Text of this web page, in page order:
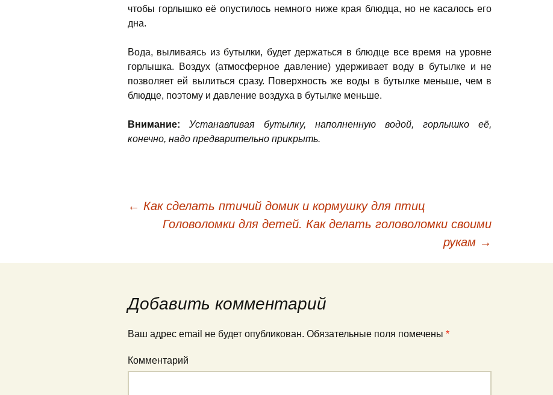
чтобы горлышко её опустилось немного ниже края блюдца, но не касалось его
дна.
Вода, выливаясь из бутылки, будет держаться в блюдце все время на уровне
горлышка. Воздух (атмосферное давление) удерживает воду в бутылке и не
позволяет ей вылиться сразу. Поверхность же воды в бутылке меньше, чем в
блюдце, поэтому и давление воздуха в бутылке меньше.
Внимание:
Устанавливая бутылку, наполненную водой, горлышко её,
конечно, надо предварительно прикрыть.
Навигация по записям
← Как сделать птичий домик и кормушку для птиц
Головоломки для детей. Как делать головоломки своими
рукам →
Добавить комментарий
Ваш адрес email не будет опубликован. Обязательные поля помечены *
Комментарий